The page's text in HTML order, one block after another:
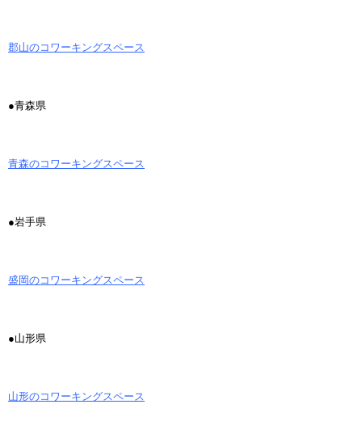
郡山のコワーキングスペース
●青森県
青森のコワーキングスペース
●岩手県
盛岡のコワーキングスペース
●山形県
山形のコワーキングスペース